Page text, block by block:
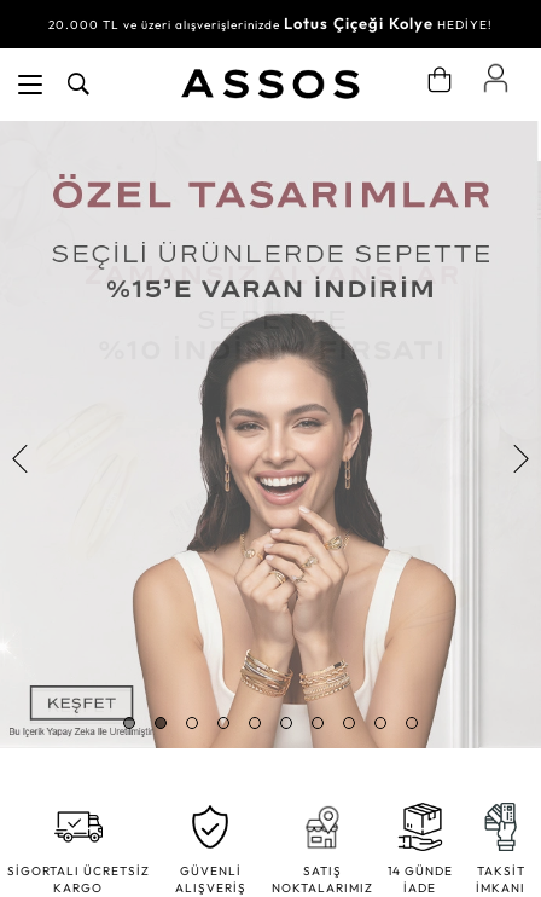
20.000 TL ve üzeri alışverişlerinizde Lotus Çiçeği Kolye HEDİYE!
SİGORTALI ÜCRETSİZ
KARGO
GÜVENLİ
ALIŞVERİŞ
SATIŞ
NOKTALARIMIZ
14 GÜNDE
İADE
TAKSİT
İMKANI